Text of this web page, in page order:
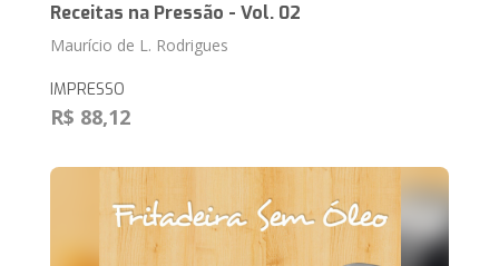
Receitas na Pressão - Vol. 02
Maurício de L. Rodrigues
IMPRESSO
R$ 88,12